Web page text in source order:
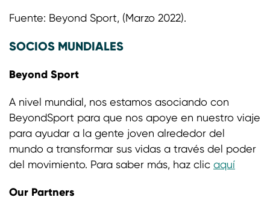
Fuente: Beyond Sport, (Marzo 2022).
SOCIOS MUNDIALES
Beyond Sport
A nivel mundial, nos estamos asociando con
BeyondSport para que nos apoye en nuestro viaje
para ayudar a la gente joven alrededor del
mundo a transformar sus vidas a través del poder
del movimiento. Para saber más, haz clic aquí
Our Partners